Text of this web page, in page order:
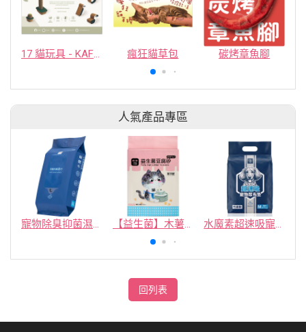
17 貓玩具 - KAFBO COMPANY LIMITED 瘋狂貓草包 碳烤章魚腳
人氣產品專區
寵物除臭抑菌濕紙巾／30抽／無味【4包100】 【益生菌】木薯豆腐砂/豆腐砂 (1包最低$119起)抽貓砂機 水魔素超速吸寵物尿布墊買1送1
回列表